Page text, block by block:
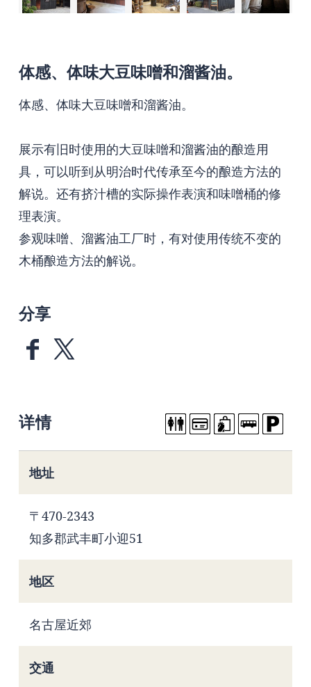
体感、体味大豆味噌和溜酱油。
体感、体味大豆味噌和溜酱油。
展示有旧时使用的大豆味噌和溜酱油的酿造用
具，可以听到从明治时代传承至今的酿造方法的
解说。还有挤汁槽的实际操作表演和味噌桶的修
理表演。
参观味噌、溜酱油工厂时，有对使用传统不变的
木桶酿造方法的解说。
分享
详情
地址
〒470-2343
知多郡武丰町小迎51
地区
名古屋近郊
交通